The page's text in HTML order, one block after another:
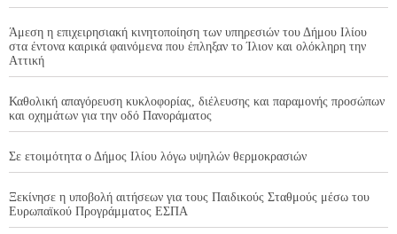
Άμεση η επιχειρησιακή κινητοποίηση των υπηρεσιών του Δήμου Ιλίου
στα έντονα καιρικά φαινόμενα που έπληξαν το Ίλιον και ολόκληρη την
Αττική
Καθολική απαγόρευση κυκλοφορίας, διέλευσης και παραμονής προσώπων
και οχημάτων για την οδό Πανοράματος
Σε ετοιμότητα ο Δήμος Ιλίου λόγω υψηλών θερμοκρασιών
Ξεκίνησε η υποβολή αιτήσεων για τους Παιδικούς Σταθμούς μέσω του
Ευρωπαϊκού Προγράμματος ΕΣΠΑ